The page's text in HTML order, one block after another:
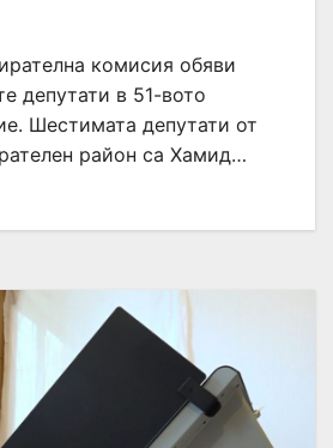
комисия обяви
депутати в 51-вото
Шестимата депутати от
район са Хамид…